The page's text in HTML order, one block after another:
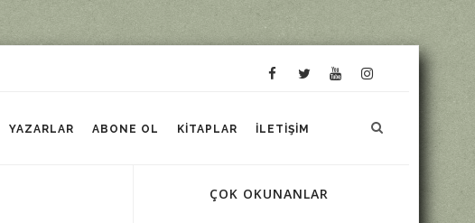
YAZARLAR ABONE OL KITAPLAR İLETIŞIM
ÇOK OKUNANLAR